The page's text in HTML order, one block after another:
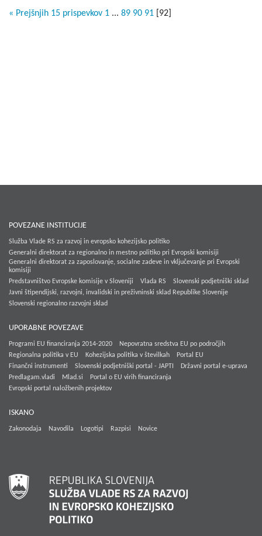
« Prejšnjih 15 prispevkov 1 ... 89 90 91 92
POVEZANE INSTITUCIJE
Služba Vlade RS za razvoj in evropsko kohezijsko politiko
Generalni direktorat za regionalno in mestno politiko pri Evropski komisiji
Generalni direktorat za zaposlovanje, socialne zadeve in vključevanje pri Evropski
komisiji
Predstavništvo Evropske komisije v Sloveniji
Vlada RS
Slovenski podjetniški sklad
Javni štipendijski, razvojni, invalidski in preživninski sklad Republike Slovenije
Slovenski regionalno razvojni sklad
UPORABNE POVEZAVE
Programi EU financiranja 2014-2020
Nepovratna sredstva EU po področjih
Regionalna politika v EU
Kohezijska politika v številkah
Portal EU
Finančni instrumenti
Slovenski podjetniški portal - JAPTI
Državni portal e-uprava
Predlagam.vladi
Mlad.si
Portal o EU virih financiranja
Evropski portal naložbenih projektov
ISKANO
Zakonodaja Navodila Logotipi Razpisi Novice